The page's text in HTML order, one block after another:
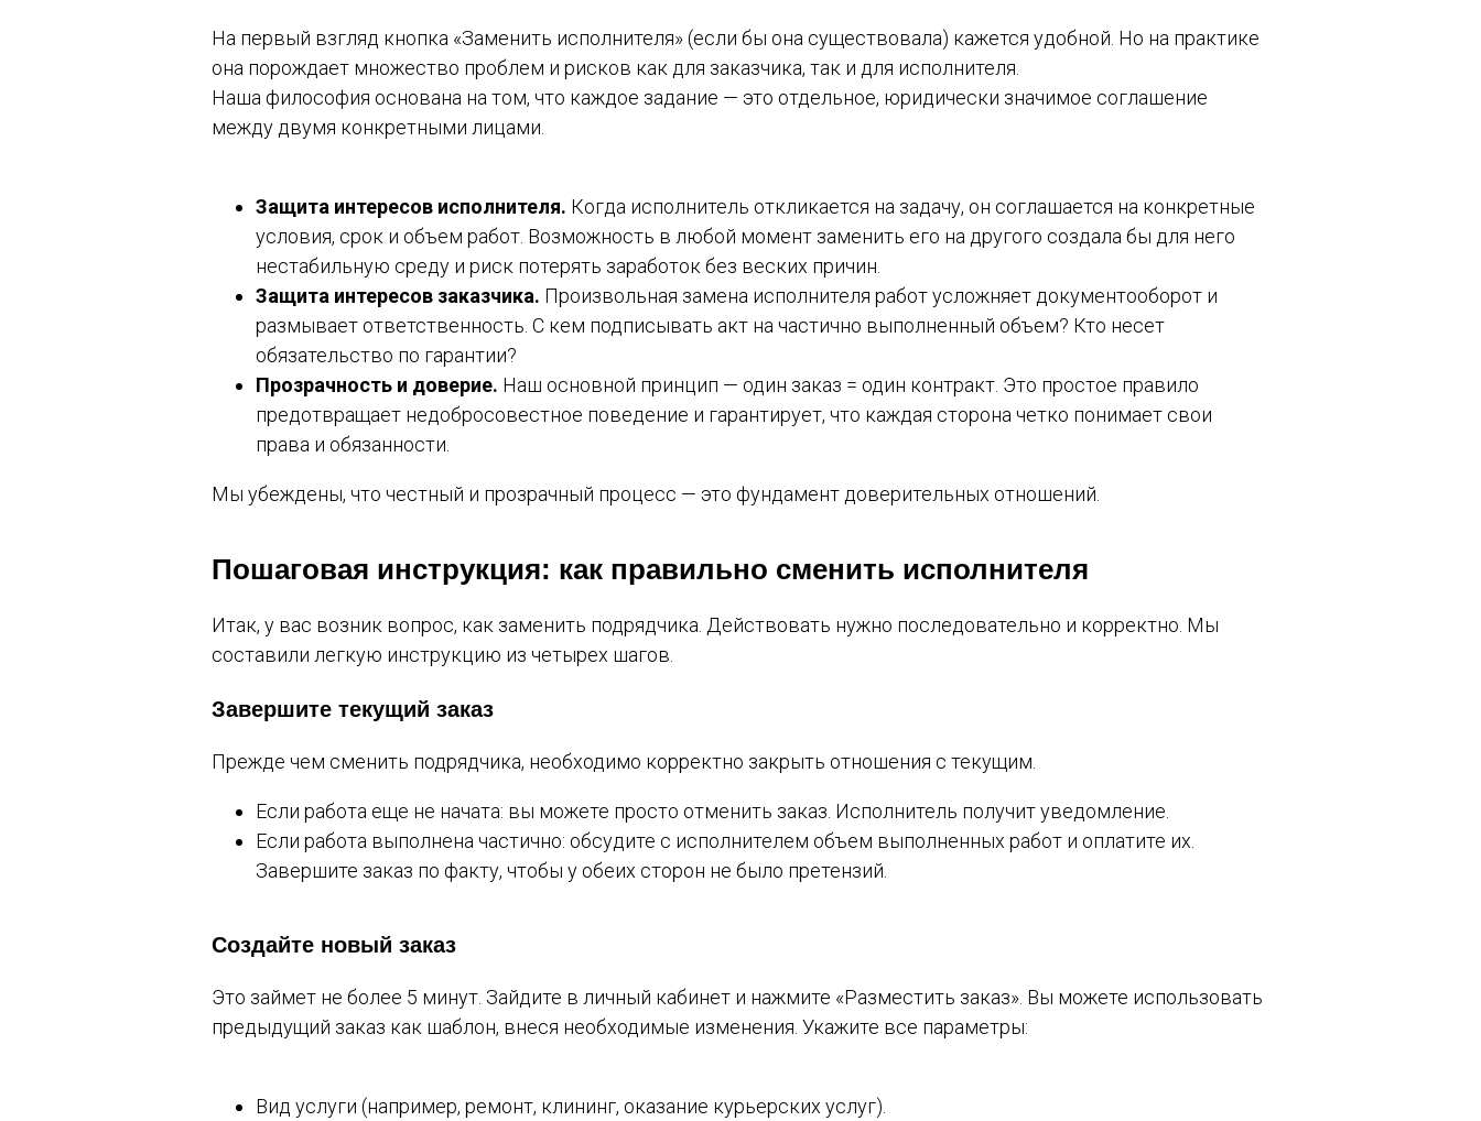
На первый взгляд кнопка «Заменить исполнителя» (если бы она существовала) кажется удобной. Но на практике
она порождает множество проблем и рисков как для заказчика, так и для исполнителя.
Наша философия основана на том, что каждое задание — это отдельное, юридически значимое соглашение
между двумя конкретными лицами.
Защита интересов исполнителя. Когда исполнитель откликается на задачу, он соглашается на конкретные
условия, срок и объем работ. Возможность в любой момент заменить его на другого создала бы для него
нестабильную среду и риск потерять заработок без веских причин.
Защита интересов заказчика. Произвольная замена исполнителя работ усложняет документооборот и
размывает ответственность. С кем подписывать акт на частично выполненный объем? Кто несет
обязательство по гарантии?
Прозрачность и доверие. Наш основной принцип — один заказ = один контракт. Это простое правило
предотвращает недобросовестное поведение и гарантирует, что каждая сторона четко понимает свои
права и обязанности.
Мы убеждены, что честный и прозрачный процесс — это фундамент доверительных отношений.
Пошаговая инструкция: как правильно сменить исполнителя
Итак, у вас возник вопрос, как заменить подрядчика. Действовать нужно последовательно и корректно. Мы
составили легкую инструкцию из четырех шагов.
Завершите текущий заказ
Прежде чем сменить подрядчика, необходимо корректно закрыть отношения с текущим.
Если работа еще не начата: вы можете просто отменить заказ. Исполнитель получит уведомление.
Если работа выполнена частично: обсудите с исполнителем объем выполненных работ и оплатите их.
Завершите заказ по факту, чтобы у обеих сторон не было претензий.
Создайте новый заказ
Это займет не более 5 минут. Зайдите в личный кабинет и нажмите «Разместить заказ». Вы можете использовать
предыдущий заказ как шаблон, внеся необходимые изменения. Укажите все параметры:
Вид услуги (например, ремонт, клининг, оказание курьерских услуг).